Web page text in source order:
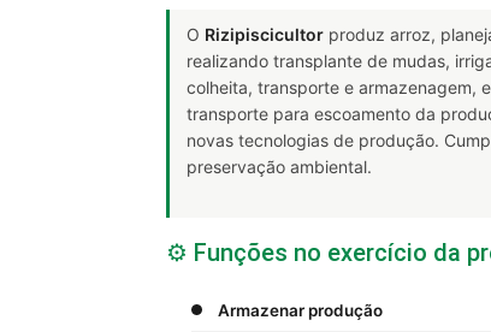
O Rizipiscicultor produz arroz,
realizando transplante de mudas,
colheita, transporte e armazenagem,
transporte para escoamento da
novas tecnologias de produção.
preservação ambiental.
⚙️ Funções no exercício da
Armazenar produção